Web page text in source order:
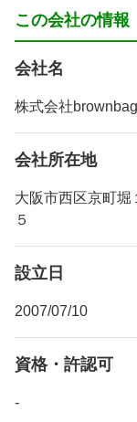
この会社の情報
会社名
株式会社
会社所在地
大阪市西区京町堀
５
設立日
2007/07/10
資格・許認可
-